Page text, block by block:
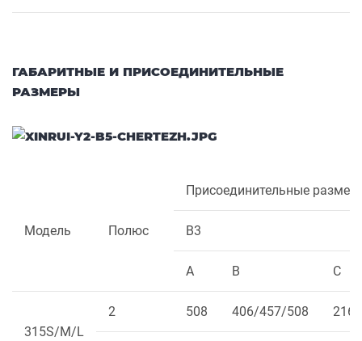
ГАБАРИТНЫЕ И ПРИСОЕДИНИТЕЛЬНЫЕ
РАЗМЕРЫ
Модель Полюс
Присоединительные
B3
A B C
315S/M/L
2 508 406/457/508 216